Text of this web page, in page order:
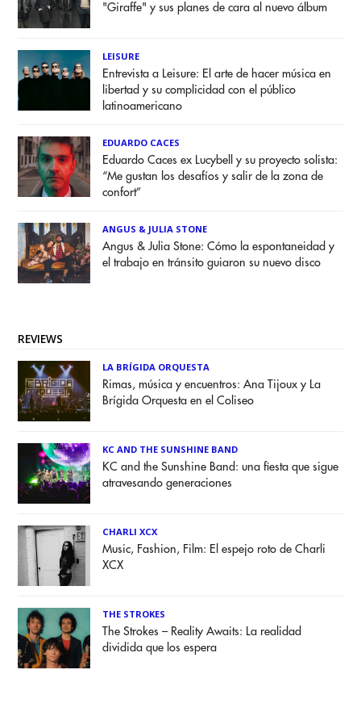
"Giraffe" y sus planes de cara al nuevo álbum
LEISURE
Entrevista a Leisure: El arte de hacer música en
libertad y su complicidad con el público
latinoamericano
EDUARDO CACES
Eduardo Caces ex Lucybell y su proyecto solista:
“Me gustan los desafíos y salir de la zona de
confort”
ANGUS & JULIA STONE
Angus & Julia Stone: Cómo la espontaneidad y
el trabajo en tránsito guiaron su nuevo disco
REVIEWS
LA BRÍGIDA ORQUESTA
Rimas, música y encuentros: Ana Tijoux y La
Brígida Orquesta en el Coliseo
KC AND THE SUNSHINE BAND
KC and the Sunshine Band: una fiesta que sigue
atravesando generaciones
CHARLI XCX
Music, Fashion, Film: El espejo roto de Charli
XCX
THE STROKES
The Strokes – Reality Awaits: La realidad
dividida que los espera